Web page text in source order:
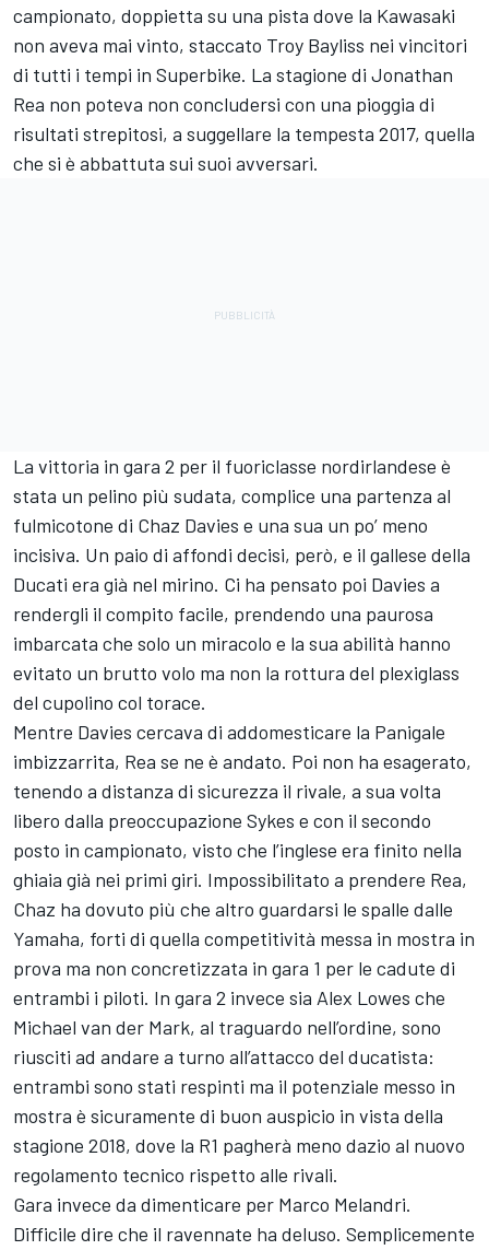
campionato, doppietta su una pista dove la Kawasaki
non aveva mai vinto, staccato Troy Bayliss nei vincitori
di tutti i tempi in Superbike. La stagione di Jonathan
Rea non poteva non concludersi con una pioggia di
risultati strepitosi, a suggellare la tempesta 2017, quella
che si è abbattuta sui suoi avversari.
La vittoria in gara 2 per il fuoriclasse nordirlandese è
stata un pelino più sudata, complice una partenza al
fulmicotone di Chaz Davies e una sua un po’ meno
incisiva. Un paio di affondi decisi, però, e il gallese della
Ducati era già nel mirino. Ci ha pensato poi Davies a
rendergli il compito facile, prendendo una paurosa
imbarcata che solo un miracolo e la sua abilità hanno
evitato un brutto volo ma non la rottura del plexiglass
del cupolino col torace.
Mentre Davies cercava di addomesticare la Panigale
imbizzarrita, Rea se ne è andato. Poi non ha esagerato,
tenendo a distanza di sicurezza il rivale, a sua volta
libero dalla preoccupazione Sykes e con il secondo
posto in campionato, visto che l’inglese era finito nella
ghiaia già nei primi giri. Impossibilitato a prendere Rea,
Chaz ha dovuto più che altro guardarsi le spalle dalle
Yamaha, forti di quella competitività messa in mostra in
prova ma non concretizzata in gara 1 per le cadute di
entrambi i piloti. In gara 2 invece sia Alex Lowes che
Michael van der Mark, al traguardo nell’ordine, sono
riusciti ad andare a turno all’attacco del ducatista:
entrambi sono stati respinti ma il potenziale messo in
mostra è sicuramente di buon auspicio in vista della
stagione 2018, dove la R1 pagherà meno dazio al nuovo
regolamento tecnico rispetto alle rivali.
Gara invece da dimenticare per Marco Melandri.
Difficile dire che il ravennate ha deluso. Semplicemente